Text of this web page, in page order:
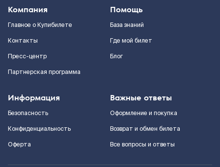
Компания
Главное о Купибилете
Контакты
Пресс-центр
Партнерская программа
Помощь
База знаний
Где мой билет
Блог
Информация
Безопасность
Конфиденциальность
Оферта
Важные ответы
Оформление и покупка
Возврат и обмен билета
Все вопросы и ответы